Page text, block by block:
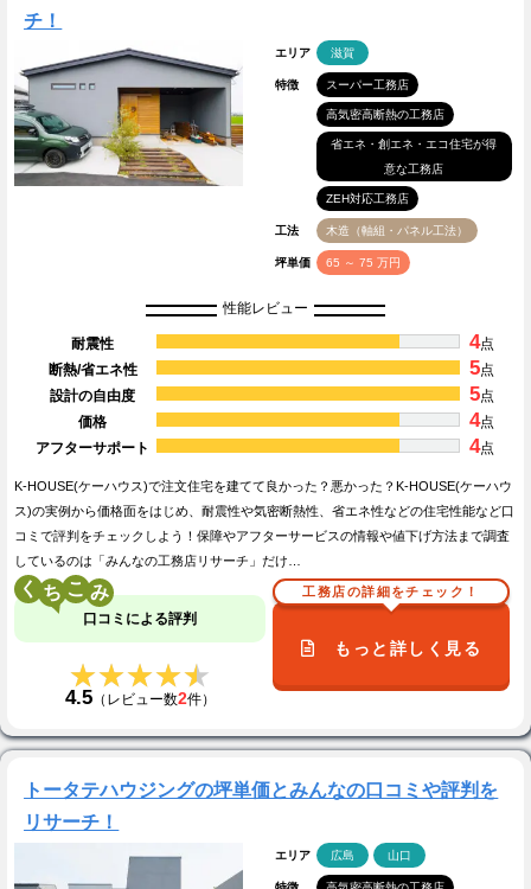
チ！
エリア 滋賀
特徴 スーパー工務店
高気密高断熱の工務店
省エネ・創エネ・エコ住宅が得
意な工務店
ZEH対応工務店
工法 木造（軸組・パネル工法）
坪単価 65 ～ 75 万円
性能レビュー
耐震性 4点
断熱/省エネ性
5点
設計の自由度
5点
価格
4点
アフターサポート
4点
K-HOUSE(ケーハウス)で注文住宅を建てて良かった？悪かった？K-HOUSE(ケーハウ
ス)の実例から価格面をはじめ、耐震性や気密断熱性、省エネ性などの住宅性能など口
コミで評判をチェックしよう！保障やアフターサービスの情報や値下げ方法まで調査
しているのは「みんなの工務店リサーチ」だけ…
く こ
口コミによる評判
★★★★★
★★★★★
4.5（レビュー数2件）
工務店の詳細をチェック！
もっと詳しく見る
トータテハウジングの坪単価とみんなの口コミや評判を
リサーチ！
エリア 広島 山口